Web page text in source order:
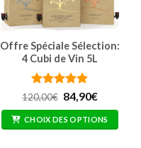
Offre Spéciale Sélection:
4 Cubi de Vin 5L
Note 4.85
120,00€ Le
initial
était :
84,90€Le
actuel
est :
CHOIX DES OPTIONS